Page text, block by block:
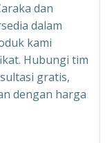
dan
dalam
kami
Hubungi tim
gratis,
dengan harga